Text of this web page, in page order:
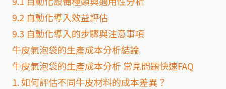
9.2 自動化導入效益評估
9.3 自動化導入的步驟與注意事項
牛皮氣泡袋的生產成本分析結論
牛皮氣泡袋的生產成本分析 常見問題快速FAQ
1. 如何評估不同牛皮材料的成本差異？